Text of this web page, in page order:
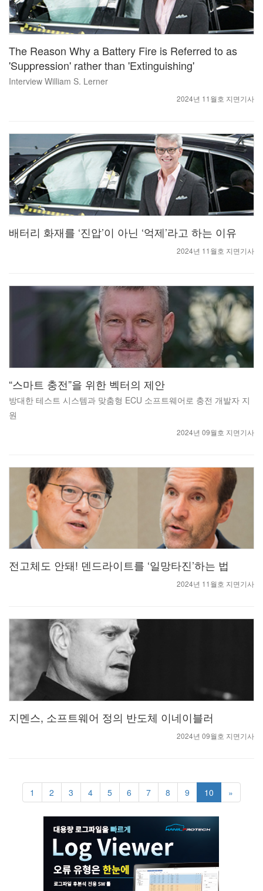
The Reason Why a Battery Fire is Referred to as
'Suppression' rather than 'Extinguishing'
Interview William S. Lerner
2024년 11월호 지면기사
배터리 화재를 ‘진압’이 아닌 ‘억제’라고 하는 이유
2024년 11월호 지면기사
“스마트 충전”을 위한 벡터의 제안
방대한 테스트 시스템과 맞춤형 ECU 소프트웨어로 충전 개발자 지
원
2024년 09월호 지면기사
전고체도 안돼! 덴드라이트를 ‘일망타진’하는 법
2024년 11월호 지면기사
지멘스, 소프트웨어 정의 반도체 이네이블러
2024년 09월호 지면기사
1 2 3 4 5 6 7 8 9 10 »